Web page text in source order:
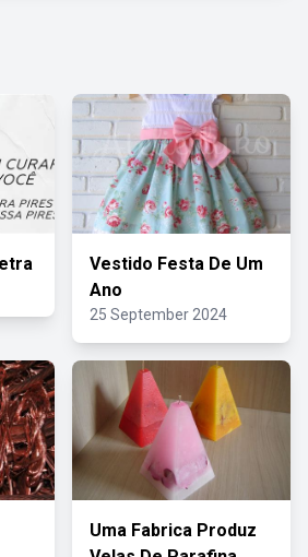
Vestido Festa De Um
Ano
25 September 2024
Uma Fabrica Produz